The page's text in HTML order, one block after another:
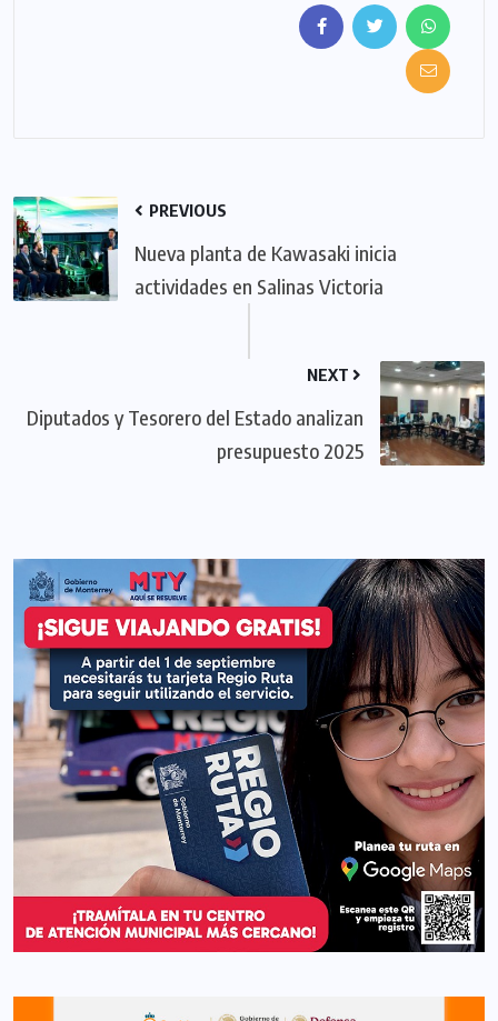
PREVIOUS
Nueva planta de Kawasaki inicia
actividades en Salinas Victoria
NEXT
Diputados y Tesorero del Estado analizan
presupuesto 2025